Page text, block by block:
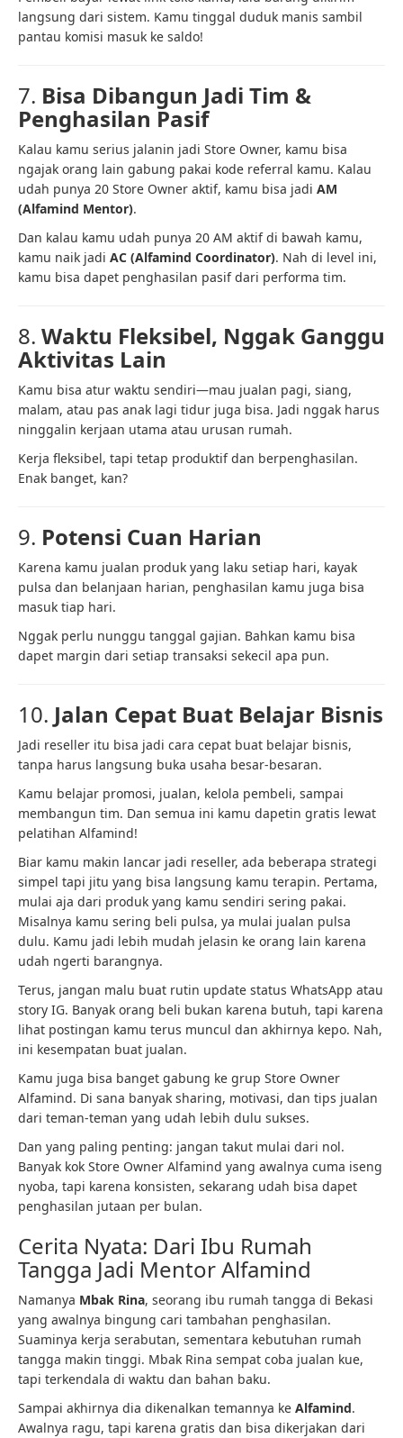
langsung dari sistem. Kamu tinggal duduk manis sambil
pantau komisi masuk ke saldo!
7. Bisa Dibangun Jadi Tim &
Penghasilan Pasif
Kalau kamu serius jalanin jadi Store Owner, kamu bisa
ngajak orang lain gabung pakai kode referral kamu. Kalau
udah punya 20 Store Owner aktif, kamu bisa jadi AM
(Alfamind Mentor).
Dan kalau kamu udah punya 20 AM aktif di bawah kamu,
kamu naik jadi AC (Alfamind Coordinator). Nah di level ini,
kamu bisa dapet penghasilan pasif dari performa tim.
8. Waktu Fleksibel, Nggak Ganggu
Aktivitas Lain
Kamu bisa atur waktu sendiri—mau jualan pagi, siang,
malam, atau pas anak lagi tidur juga bisa. Jadi nggak harus
ninggalin kerjaan utama atau urusan rumah.
Kerja fleksibel, tapi tetap produktif dan berpenghasilan.
Enak banget, kan?
9. Potensi Cuan Harian
Karena kamu jualan produk yang laku setiap hari, kayak
pulsa dan belanjaan harian, penghasilan kamu juga bisa
masuk tiap hari.
Nggak perlu nunggu tanggal gajian. Bahkan kamu bisa
dapet margin dari setiap transaksi sekecil apa pun.
10. Jalan Cepat Buat Belajar Bisnis
Jadi reseller itu bisa jadi cara cepat buat belajar bisnis,
tanpa harus langsung buka usaha besar-besaran.
Kamu belajar promosi, jualan, kelola pembeli, sampai
membangun tim. Dan semua ini kamu dapetin gratis lewat
pelatihan Alfamind!
Biar kamu makin lancar jadi reseller, ada beberapa strategi
simpel tapi jitu yang bisa langsung kamu terapin. Pertama,
mulai aja dari produk yang kamu sendiri sering pakai.
Misalnya kamu sering beli pulsa, ya mulai jualan pulsa
dulu. Kamu jadi lebih mudah jelasin ke orang lain karena
udah ngerti barangnya.
Terus, jangan malu buat rutin update status WhatsApp atau
story IG. Banyak orang beli bukan karena butuh, tapi karena
lihat postingan kamu terus muncul dan akhirnya kepo. Nah,
ini kesempatan buat jualan.
Kamu juga bisa banget gabung ke grup Store Owner
Alfamind. Di sana banyak sharing, motivasi, dan tips jualan
dari teman-teman yang udah lebih dulu sukses.
Dan yang paling penting: jangan takut mulai dari nol.
Banyak kok Store Owner Alfamind yang awalnya cuma iseng
nyoba, tapi karena konsisten, sekarang udah bisa dapet
penghasilan jutaan per bulan.
Cerita Nyata: Dari Ibu Rumah
Tangga Jadi Mentor Alfamind
Namanya Mbak Rina, seorang ibu rumah tangga di Bekasi
yang awalnya bingung cari tambahan penghasilan.
Suaminya kerja serabutan, sementara kebutuhan rumah
tangga makin tinggi. Mbak Rina sempat coba jualan kue,
tapi terkendala di waktu dan bahan baku.
Sampai akhirnya dia dikenalkan temannya ke Alfamind.
Awalnya ragu, tapi karena gratis dan bisa dikerjakan dari